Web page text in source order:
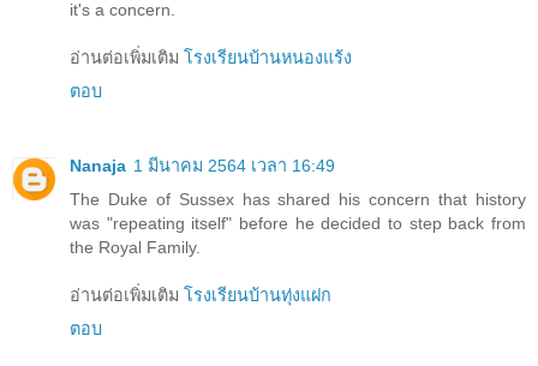
it's a concern.
อ่านต่อเพิ่มเติม โรงเรียนบ้านหนองแร้ง
ตอบ
Nanaja 1 มีนาคม 2564 เวลา 16:49
The Duke of Sussex has shared his concern that history
was "repeating itself" before he decided to step back from
the Royal Family.
อ่านต่อเพิ่มเติม โรงเรียนบ้านทุ่งแฝก
ตอบ